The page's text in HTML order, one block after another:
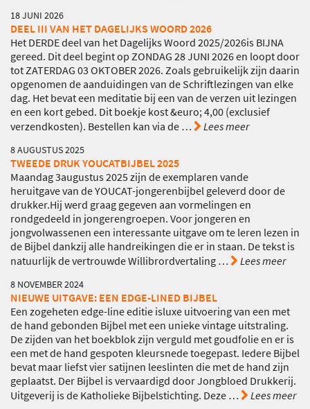
18 JUNI 2026
DEEL III VAN HET DAGELIJKS WOORD 2026
Het DERDE deel van het Dagelijks Woord 2025/2026is BIJNA
gereed. Dit deel begint op ZONDAG 28 JUNI 2026 en loopt door
tot ZATERDAG 03 OKTOBER 2026. Zoals gebruikelijk zijn daarin
opgenomen de aanduidingen van de Schriftlezingen van elke
dag. Het bevat een meditatie bij een van de verzen uit lezingen
en een kort gebed. Dit boekje kost &euro; 4,00 (exclusief
verzendkosten). Bestellen kan via de… Lees meer
8 AUGUSTUS 2025
TWEEDE DRUK YOUCATBIJBEL 2025
Maandag 3augustus 2025 zijn de exemplaren vande
heruitgave van de YOUCAT-jongerenbijbel geleverd door de
drukker.Hij werd graag gegeven aan vormelingen en
rondgedeeld in jongerengroepen. Voor jongeren en
jongvolwassenen een interessante uitgave om te leren lezen in
de Bijbel dankzij alle handreikingen die er in staan. De tekst is
natuurlijk de vertrouwde Willibrordvertaling… Lees meer
8 NOVEMBER 2024
NIEUWE UITGAVE: EEN EDGE-LINED BIJBEL
Een zogeheten edge-line editie isluxe uitvoering van een met
de hand gebonden Bijbel met een unieke vintage uitstraling.
De zijden van het boekblok zijn verguld met goudfolie en er is
een met de hand gespoten kleursnede toegepast. Iedere Bijbel
bevat maar liefst vier satijnen leeslinten die met de hand zijn
geplaatst. Der Bijbel is vervaardigd door Jongbloed Drukkerij.
Uitgeverij is de Katholieke Bijbelstichting. Deze… Lees meer